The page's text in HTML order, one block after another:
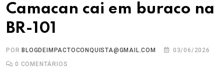
Camacan cai em buraco na
BR-101
POR BLOGDEIMPACTOCONQUISTA@GMAIL.COM
03/06/2026
0 COMENTÁRIOS